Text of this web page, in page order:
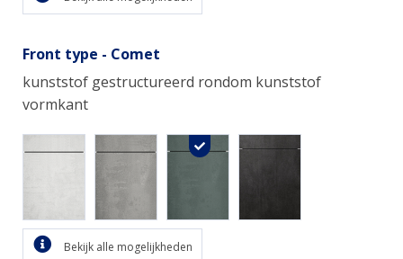
Front type - Comet
kunststof gestructureerd rondom kunststof
vormkant
Bekijk alle mogelijkheden